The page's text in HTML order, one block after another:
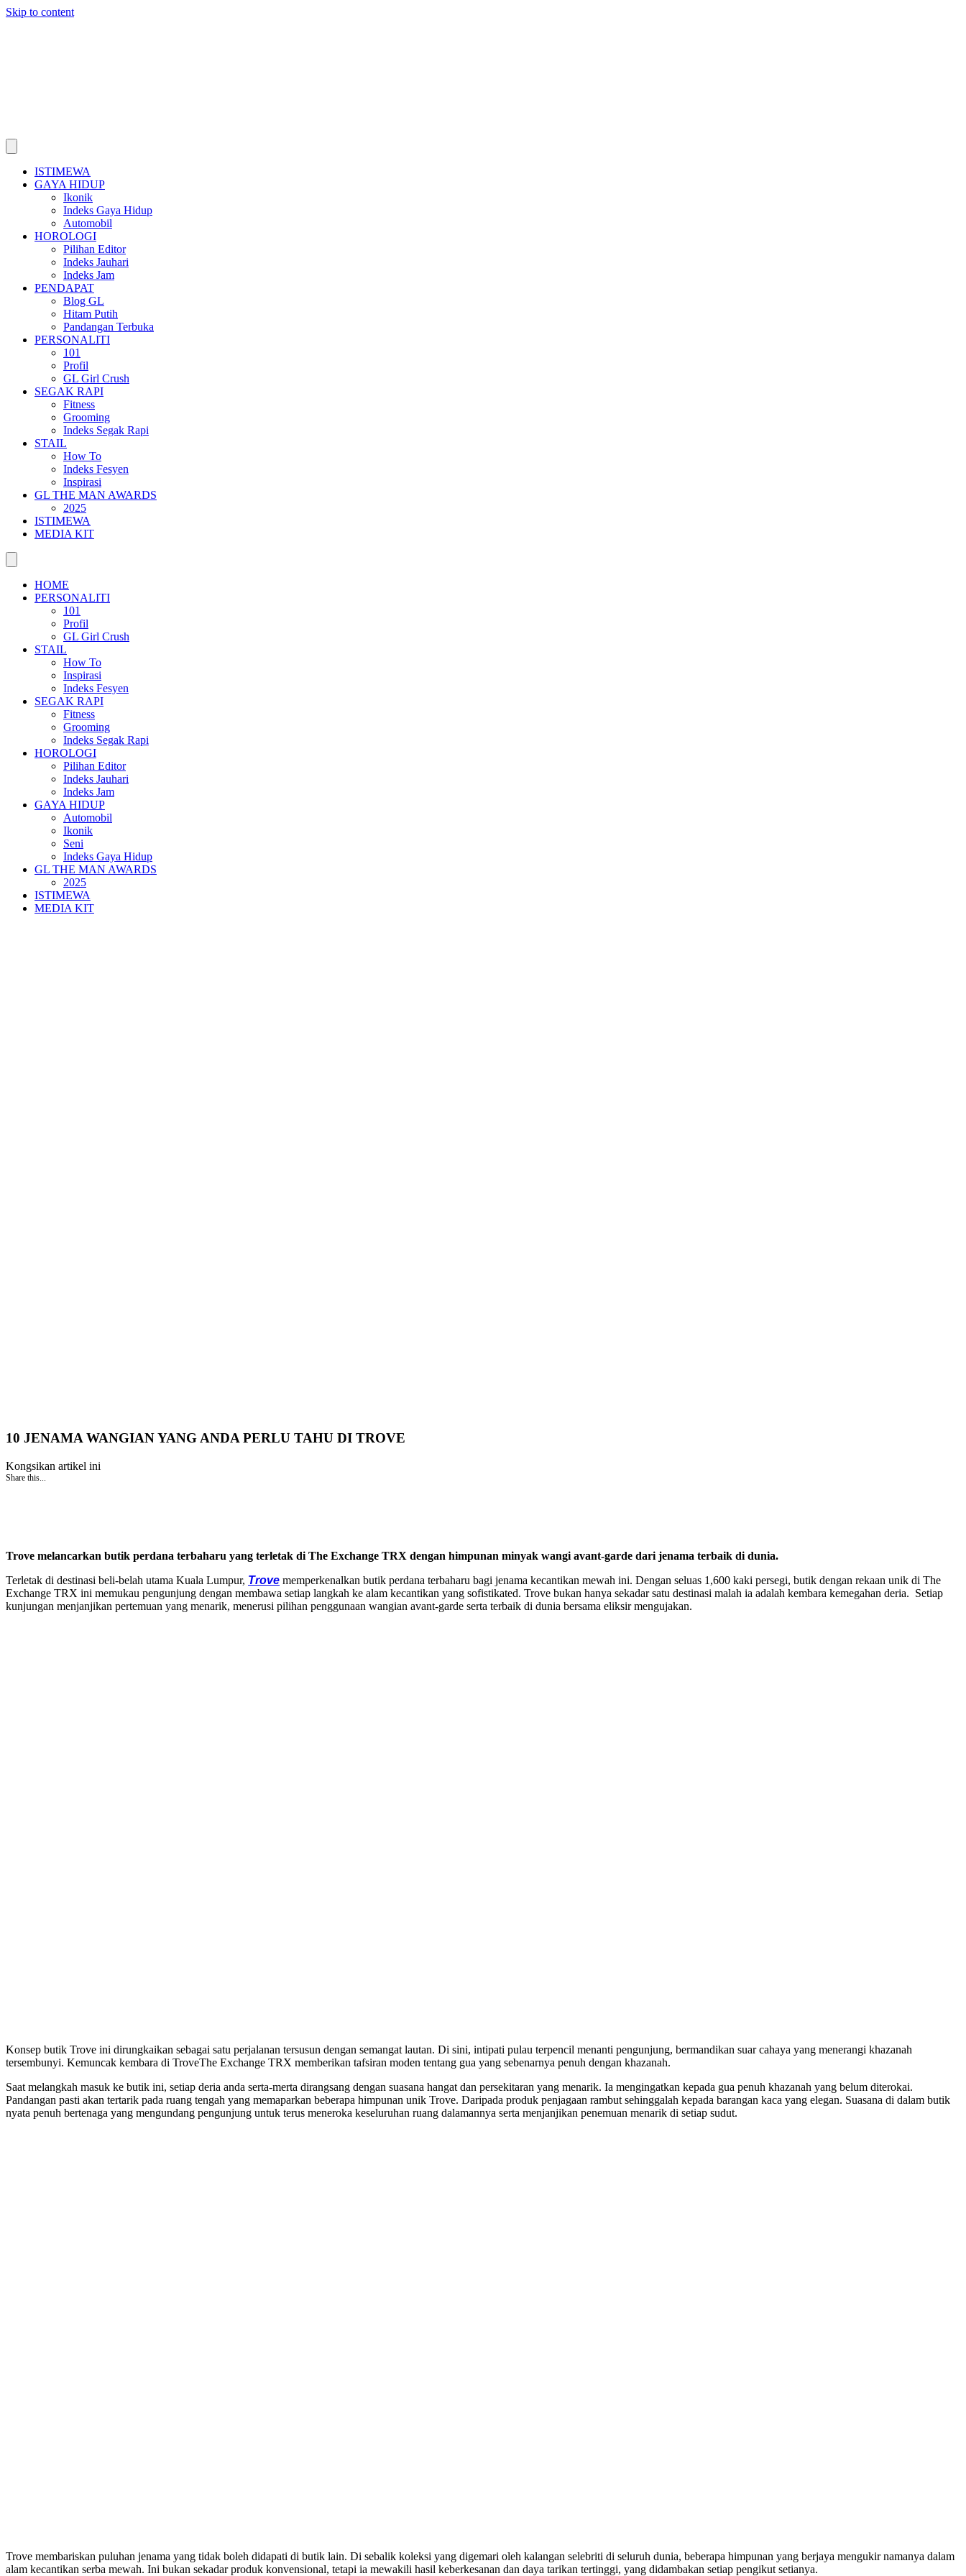
Skip to content
ISTIMEWA
GAYA HIDUP
Ikonik
Indeks Gaya Hidup
Automobil
HOROLOGI
Pilihan Editor
Indeks Jauhari
Indeks Jam
PENDAPAT
Blog GL
Hitam Putih
Pandangan Terbuka
PERSONALITI
101
Profil
GL Girl Crush
SEGAK RAPI
Fitness
Grooming
Indeks Segak Rapi
STAIL
How To
Indeks Fesyen
Inspirasi
GL THE MAN AWARDS
2025
ISTIMEWA
MEDIA KIT
HOME
PERSONALITI
101
Profil
GL Girl Crush
STAIL
How To
Inspirasi
Indeks Fesyen
SEGAK RAPI
Fitness
Grooming
Indeks Segak Rapi
HOROLOGI
Pilihan Editor
Indeks Jauhari
Indeks Jam
GAYA HIDUP
Automobil
Ikonik
Seni
Indeks Gaya Hidup
GL THE MAN AWARDS
2025
ISTIMEWA
MEDIA KIT
10 JENAMA WANGIAN YANG ANDA PERLU TAHU DI TROVE
Kongsikan artikel ini
Share this...
Trove melancarkan butik perdana terbaharu yang terletak di The Exchange TRX dengan himpunan minyak wangi avant-garde dari jenama terbaik di dunia.
Terletak di destinasi beli-belah utama Kuala Lumpur, Trove memperkenalkan butik perdana terbaharu bagi jenama kecantikan mewah ini. Dengan seluas 1,600 kaki persegi, butik dengan rekaan unik di The
Exchange TRX ini memukau pengunjung dengan membawa setiap langkah ke alam kecantikan yang sofistikated. Trove bukan hanya sekadar satu destinasi malah ia adalah kembara kemegahan deria. Setiap
kunjungan menjanjikan pertemuan yang menarik, menerusi pilihan penggunaan wangian avant-garde serta terbaik di dunia bersama eliksir mengujakan.
Konsep butik Trove ini dirungkaikan sebagai satu perjalanan tersusun dengan semangat lautan. Di sini, intipati pulau terpencil menanti pengunjung, bermandikan suar cahaya yang menerangi khazanah
tersembunyi. Kemuncak kembara di TroveThe Exchange TRX memberikan tafsiran moden tentang gua yang sebenarnya penuh dengan khazanah.
Saat melangkah masuk ke butik ini, setiap deria anda serta-merta dirangsang dengan suasana hangat dan persekitaran yang menarik. Ia mengingatkan kepada gua penuh khazanah yang belum diterokai.
Pandangan pasti akan tertarik pada ruang tengah yang memaparkan beberapa himpunan unik Trove. Daripada produk penjagaan rambut sehinggalah kepada barangan kaca yang elegan. Suasana di dalam butik
nyata penuh bertenaga yang mengundang pengunjung untuk terus meneroka keseluruhan ruang dalamannya serta menjanjikan penemuan menarik di setiap sudut.
Trove membariskan puluhan jenama yang tidak boleh didapati di butik lain. Di sebalik koleksi yang digemari oleh kalangan selebriti di seluruh dunia, beberapa himpunan yang berjaya mengukir namanya dalam
alam kecantikan serba mewah. Ini bukan sekadar produk konvensional, tetapi ia mewakili hasil keberkesanan dan daya tarikan tertinggi, yang didambakan setiap pengikut setianya.